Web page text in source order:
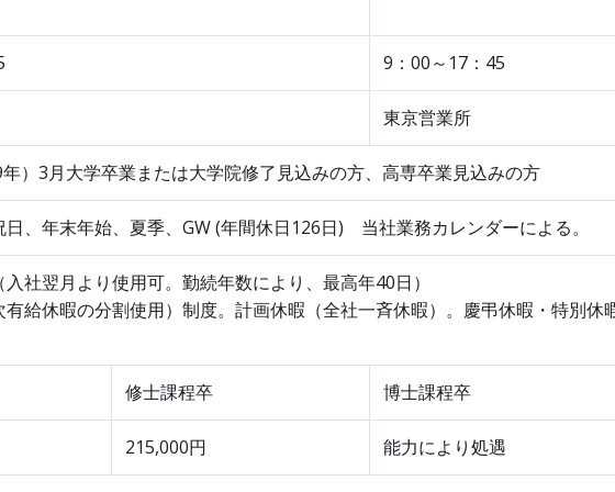
9：00～17：45
東京営業所
）3月大学卒業または大学院修了見込みの方、高専卒業見込みの方
、年末年始、夏季、GW (年間休日126日) 当社業務カレンダーによる。
社翌月より使用可。勤続年数により、最高年40日）
給休暇の分割使用）制度。計画休暇（全社一斉休暇）。慶弔休暇・特別休
修士課程卒 博士課程卒
215,000円 能力により処遇